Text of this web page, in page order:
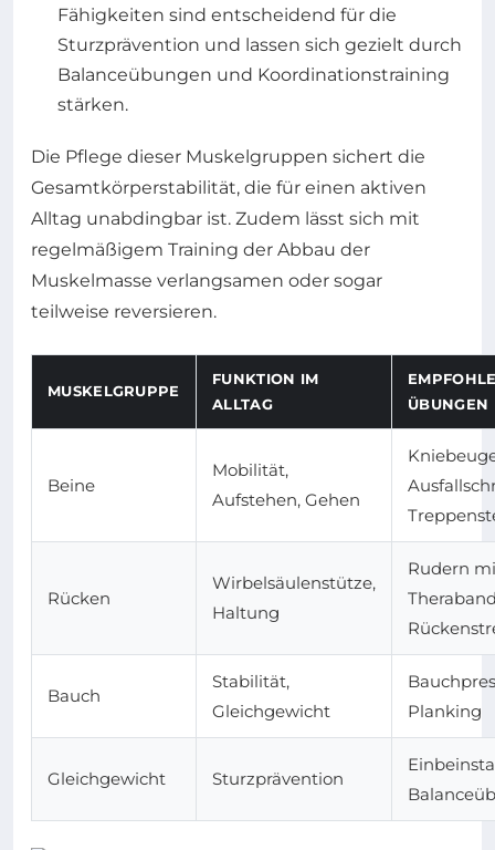
Fähigkeiten sind entscheidend für die
Sturzprävention und lassen sich gezielt durch
Balanceübungen und Koordinationstraining
stärken.
Die Pflege dieser Muskelgruppen sichert die
Gesamtkörperstabilität, die für einen aktiven
Alltag unabdingbar ist. Zudem lässt sich mit
regelmäßigem Training der Abbau der
Muskelmasse verlangsamen oder sogar
teilweise reversieren.
MUSKELGRUPPE
FUNKTION IM
ALLTAG
ÜBUNGEN
Beine
Mobilität,
Aufstehen, Gehen
Rücken
Wirbelsäulenstütze,
Haltung
Rudern
Bauch
Stabilität,
Gleichgewicht
Planking
Gleichgewicht Sturzprävention